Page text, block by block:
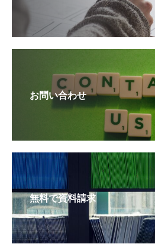
お問い合わせ
無料で資料請求